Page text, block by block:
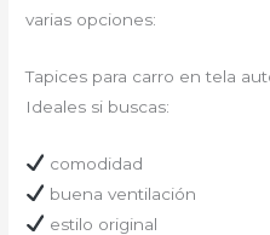
varias opciones:
Tapices para carro en tela
Ideales si buscas:
comodidad
buena ventilación
estilo original